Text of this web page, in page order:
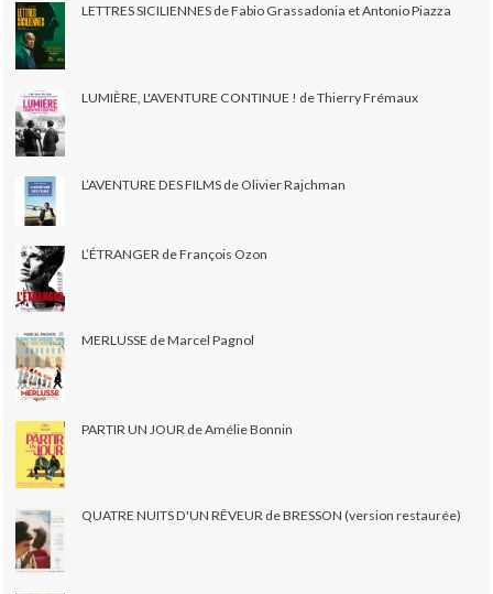
LETTRES SICILIENNES de Fabio Grassadonia et Antonio Piazza
LUMIÈRE, L'AVENTURE CONTINUE ! de Thierry Frémaux
L’AVENTURE DES FILMS de Olivier Rajchman
L’ÉTRANGER de François Ozon
MERLUSSE de Marcel Pagnol
PARTIR UN JOUR de Amélie Bonnin
QUATRE NUITS D'UN RÊVEUR de BRESSON (version restaurée)